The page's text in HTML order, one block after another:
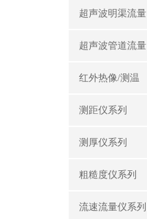
超声波明渠流量
超声波管道流量
红外热像/测温
测距仪系列
测厚仪系列
粗糙度仪系列
流速流量仪系列